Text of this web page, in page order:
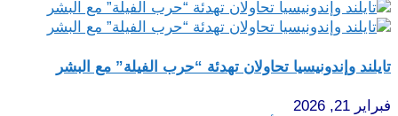
تايلند وإندونيسيا تحاولان تهدئة “حرب الفيلة” مع البشر
فبراير 21, 2026